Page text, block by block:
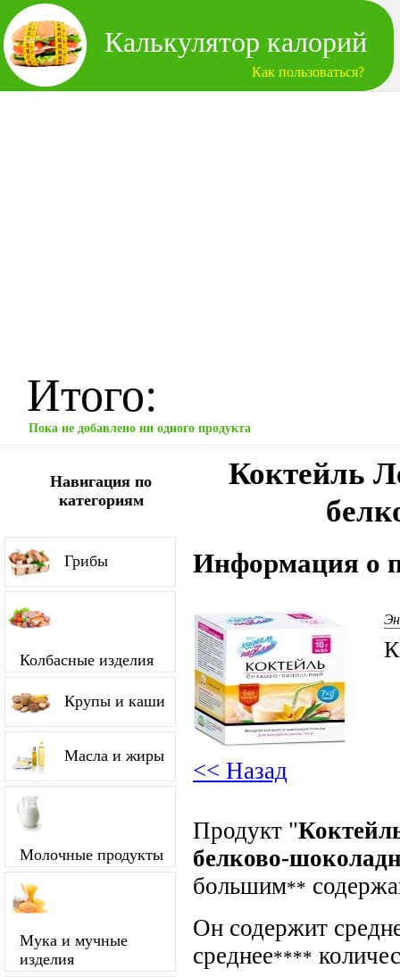
Калькулятор калорий
Как пользоваться?
Итого:
Пока не добавлено ни одного продукта
Навигация по
категориям
Грибы
Колбасные изделия
Крупы и каши
Масла и жиры
Молочные продукты
Мука и мучные
изделия
Коктейль
Информация о
<< Назад
Продукт "
белково-
большим**
Он содержит
среднее****